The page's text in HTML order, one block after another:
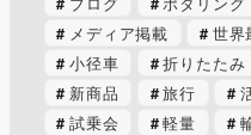
メディア掲載
世界
小径車
折りたたみ
新商品
旅行
試乗会
軽量